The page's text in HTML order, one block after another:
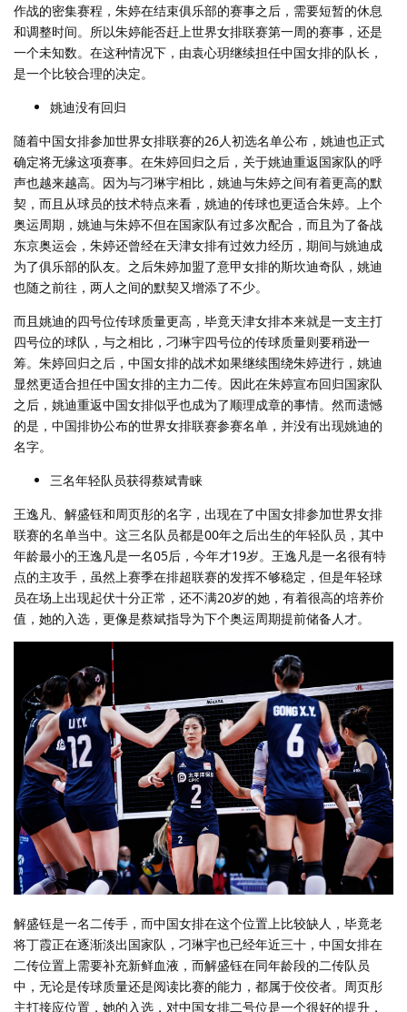
作战的密集赛程，朱婷在结束俱乐部的赛事之后，需要短暂的休息
和调整时间。所以朱婷能否赶上世界女排联赛第一周的赛事，还是
一个未知数。在这种情况下，由袁心玥继续担任中国女排的队长，
是一个比较合理的决定。
姚迪没有回归
随着中国女排参加世界女排联赛的26人初选名单公布，姚迪也正式
确定将无缘这项赛事。在朱婷回归之后，关于姚迪重返国家队的呼
声也越来越高。因为与刁琳宇相比，姚迪与朱婷之间有着更高的默
契，而且从球员的技术特点来看，姚迪的传球也更适合朱婷。上个
奥运周期，姚迪与朱婷不但在国家队有过多次配合，而且为了备战
东京奥运会，朱婷还曾经在天津女排有过效力经历，期间与姚迪成
为了俱乐部的队友。之后朱婷加盟了意甲女排的斯坎迪奇队，姚迪
也随之前往，两人之间的默契又增添了不少。
而且姚迪的四号位传球质量更高，毕竟天津女排本来就是一支主打
四号位的球队，与之相比，刁琳宇四号位的传球质量则要稍逊一
筹。朱婷回归之后，中国女排的战术如果继续围绕朱婷进行，姚迪
显然更适合担任中国女排的主力二传。因此在朱婷宣布回归国家队
之后，姚迪重返中国女排似乎也成为了顺理成章的事情。然而遗憾
的是，中国排协公布的世界女排联赛参赛名单，并没有出现姚迪的
名字。
三名年轻队员获得蔡斌青睐
王逸凡、解盛钰和周页彤的名字，出现在了中国女排参加世界女排
联赛的名单当中。这三名队员都是00年之后出生的年轻队员，其中
年龄最小的王逸凡是一名05后，今年才19岁。王逸凡是一名很有特
点的主攻手，虽然上赛季在排超联赛的发挥不够稳定，但是年轻球
员在场上出现起伏十分正常，还不满20岁的她，有着很高的培养价
值，她的入选，更像是蔡斌指导为下个奥运周期提前储备人才。
解盛钰是一名二传手，而中国女排在这个位置上比较缺人，毕竟老
将丁霞正在逐渐淡出国家队，刁琳宇也已经年近三十，中国女排在
二传位置上需要补充新鲜血液，而解盛钰在同年龄段的二传队员
中，无论是传球质量还是阅读比赛的能力，都属于佼佼者。周页彤
主打接应位置，她的入选，对中国女排二号位是一个很好的提升，